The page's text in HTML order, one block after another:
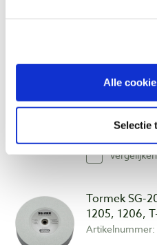
Alle
Selectie
€ 47,00 incl.
Niet op
Vergelijken
Tormek SG-
1205, 1206,
Artikelnummer: